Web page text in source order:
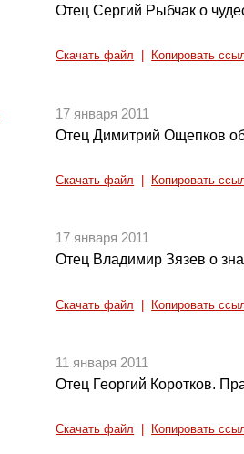
Отец Сергий Рыбчак о
Скачать файл Копировать
17 января 2011
Отец Димитрий Ощепков
Скачать файл Копировать
17 января 2011
Отец Владимир Зязев о
Скачать файл Копировать
11 января 2011
Отец Георгий Коротков.
Скачать файл Копировать